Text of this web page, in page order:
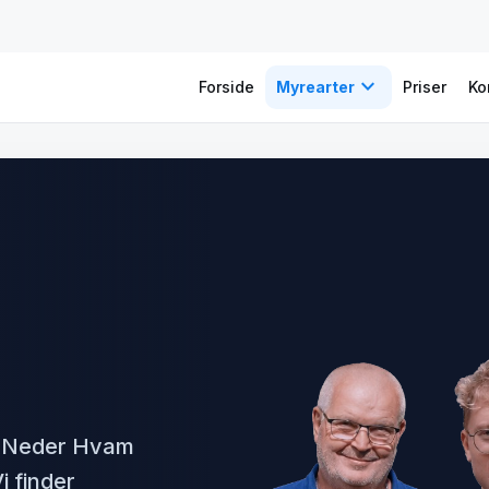
Forside Myrearter expand_more Priser
Hvam
finder